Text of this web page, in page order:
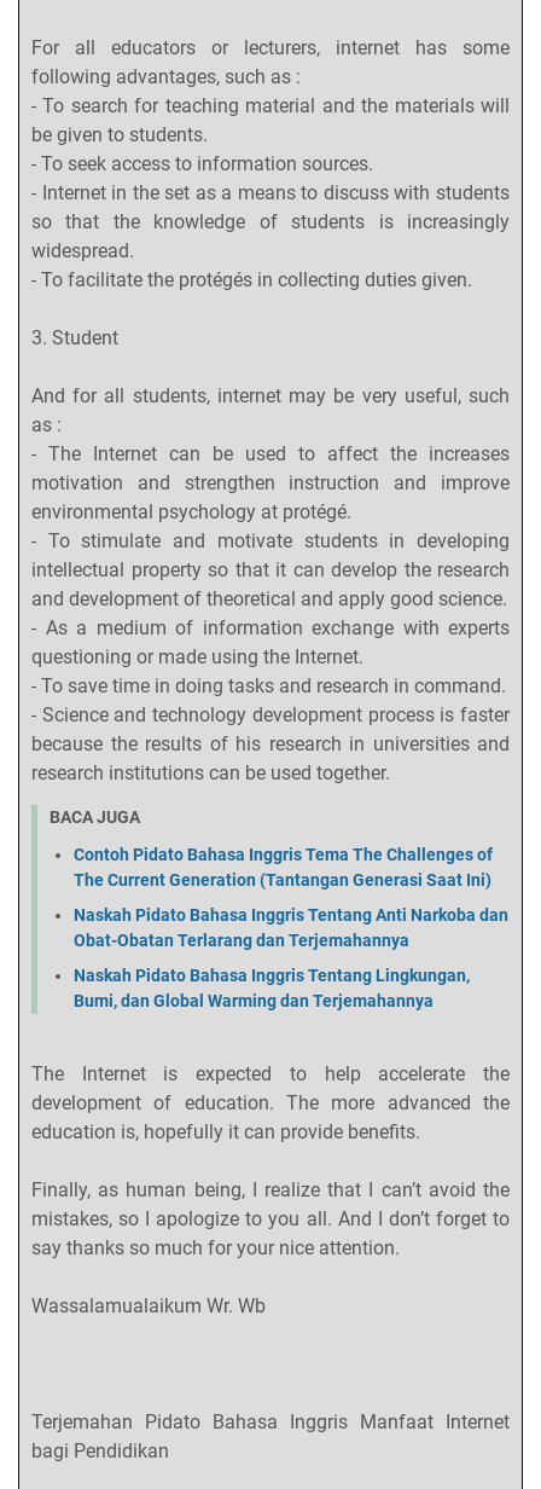
For all educators or lecturers, internet has some
following advantages, such as :
- To search for teaching material and the materials will
be given to students.
- To seek access to information sources.
- Internet in the set as a means to discuss with students
so that the knowledge of students is increasingly
widespread.
- To facilitate the protégés in collecting duties given.
3. Student
And for all students, internet may be very useful, such
as :
- The Internet can be used to affect the increases
motivation and strengthen instruction and improve
environmental psychology at protégé.
- To stimulate and motivate students in developing
intellectual property so that it can develop the research
and development of theoretical and apply good science.
- As a medium of information exchange with experts
questioning or made using the Internet.
- To save time in doing tasks and research in command.
- Science and technology development process is faster
because the results of his research in universities and
research institutions can be used together.
BACA JUGA
Contoh Pidato Bahasa Inggris Tema The Challenges of
The Current Generation (Tantangan Generasi Saat Ini)
Naskah Pidato Bahasa Inggris Tentang Anti Narkoba dan
Obat-Obatan Terlarang dan Terjemahannya
Naskah Pidato Bahasa Inggris Tentang Lingkungan,
Bumi, dan Global Warming dan Terjemahannya
The Internet is expected to help accelerate the
development of education. The more advanced the
education is, hopefully it can provide benefits.
Finally, as human being, I realize that I can’t avoid the
mistakes, so I apologize to you all. And I don’t forget to
say thanks so much for your nice attention.
Wassalamualaikum Wr. Wb
Terjemahan Pidato Bahasa Inggris Manfaat Internet
bagi Pendidikan